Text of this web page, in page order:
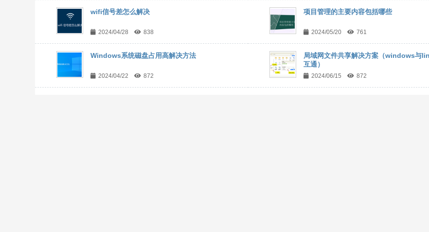
wifi信号差怎么解决
2024/04/28 838
项目管理的主要内容包括哪些
2024/05/20 761
Windows系统磁盘占用高解决方法
2024/04/22 872
局域网文件共享解决方案（windows与
互通）
2024/06/15 872